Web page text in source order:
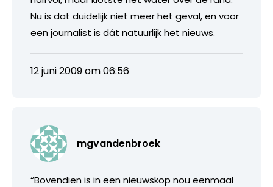
Nu is dat duidelijk niet meer het geval, en voor
een journalist is dát natuurlijk het nieuws.
12 juni 2009 om 06:56
mgvandenbroek
“Bovendien is in een nieuwskop nou eenmaal